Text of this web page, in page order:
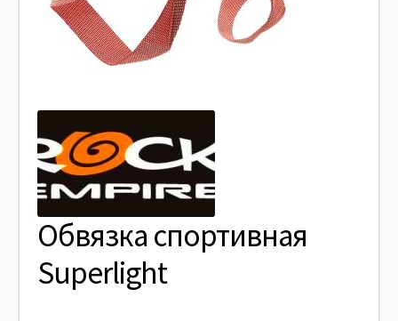
Обвязка спортивная
Superlight